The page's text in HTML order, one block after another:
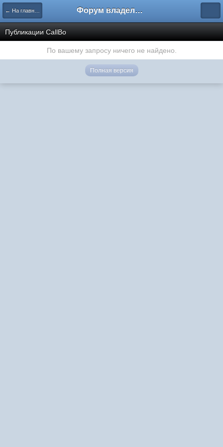
← На главную Форум владельцев интернет-магазинов
Публикации CallBo
По вашему запросу ничего не найдено.
Полная версия